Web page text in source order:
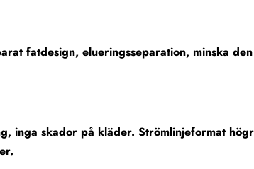
fatdesign, elueringsseparation, minska
inga skador på kläder. Strömlinjeformat